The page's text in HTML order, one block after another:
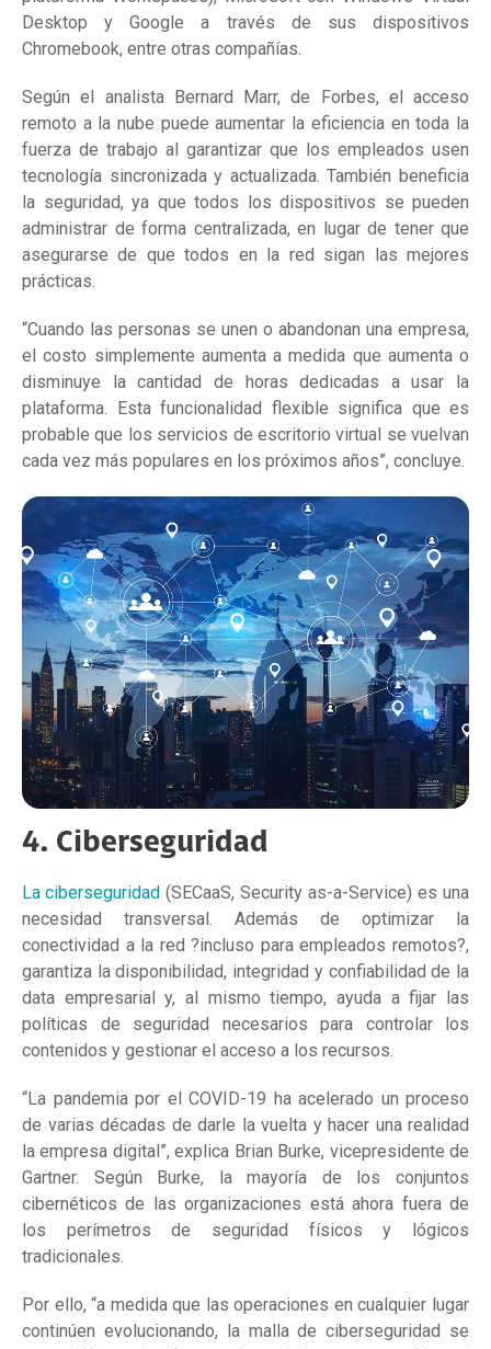
Desktop y Google a través de sus dispositivos
Chromebook, entre otras compañías.
Según el analista Bernard Marr, de Forbes, el acceso
remoto a la nube puede aumentar la eficiencia en toda la
fuerza de trabajo al garantizar que los empleados usen
tecnología sincronizada y actualizada. También beneficia
la seguridad, ya que todos los dispositivos se pueden
administrar de forma centralizada, en lugar de tener que
asegurarse de que todos en la red sigan las mejores
prácticas.
“Cuando las personas se unen o abandonan una empresa,
el costo simplemente aumenta a medida que aumenta o
disminuye la cantidad de horas dedicadas a usar la
plataforma. Esta funcionalidad flexible significa que es
probable que los servicios de escritorio virtual se vuelvan
cada vez más populares en los próximos años”, concluye.
4. Ciberseguridad
La ciberseguridad (SECaaS, Security as-a-Service) es una
necesidad transversal. Además de optimizar la
conectividad a la red ?incluso para empleados remotos?,
garantiza la disponibilidad, integridad y confiabilidad de la
data empresarial y, al mismo tiempo, ayuda a fijar las
políticas de seguridad necesarios para controlar los
contenidos y gestionar el acceso a los recursos.
“La pandemia por el COVID-19 ha acelerado un proceso
de varias décadas de darle la vuelta y hacer una realidad
la empresa digital”, explica Brian Burke, vicepresidente de
Gartner. Según Burke, la mayoría de los conjuntos
cibernéticos de las organizaciones está ahora fuera de
los perímetros de seguridad físicos y lógicos
tradicionales.
Por ello, “a medida que las operaciones en cualquier lugar
continúen evolucionando, la malla de ciberseguridad se